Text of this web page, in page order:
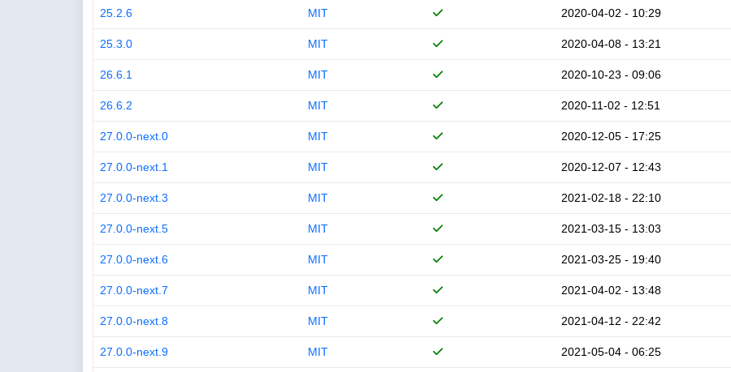
25.2.6 MIT 2020-04-02 - 10:29
25.3.0 MIT 2020-04-08 - 13:21
26.6.1 MIT 2020-10-23 - 09:06
26.6.2 MIT 2020-11-02 - 12:51
27.0.0-next.0 MIT 2020-12-05 - 17:25
27.0.0-next.1 MIT 2020-12-07 - 12:43
27.0.0-next.3 MIT 2021-02-18 - 22:10
27.0.0-next.5 MIT 2021-03-15 - 13:03
27.0.0-next.6 MIT 2021-03-25 - 19:40
27.0.0-next.7 MIT 2021-04-02 - 13:48
27.0.0-next.8 MIT 2021-04-12 - 22:42
27.0.0-next.9 MIT 2021-05-04 - 06:25